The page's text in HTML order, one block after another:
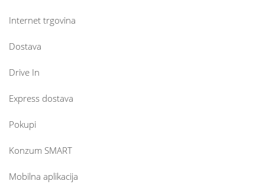
Internet trgovina
Dostava
Drive In
Express dostava
Pokupi
Konzum SMART
Mobilna aplikacija